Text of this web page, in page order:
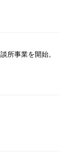
所事業を開始。